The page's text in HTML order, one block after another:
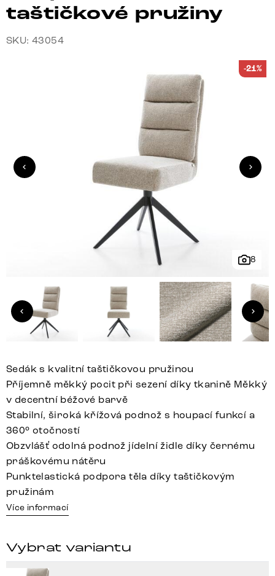
taštičkové pružiny
SKU: 43054
8
-21%
Sedák s kvalitní taštičkovou pružinou
Příjemně měkký pocit při sezení díky tkanině Měkký
v decentní béžové barvě
Stabilní, široká křížová podnož s houpací funkcí a
360° otočností
Obzvlášť odolná podnož jídelní židle díky černému
práškovému nátěru
Punktelastická podpora těla díky taštičkovým
pružinám
Více informací
Vybrat variantu